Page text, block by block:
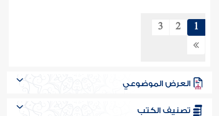
1
2
3
العرض الموضوعي
تصنيف الكتب